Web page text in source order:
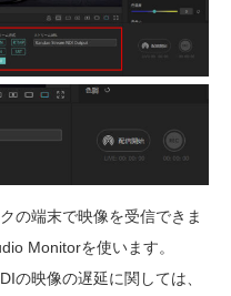
の端末で映像を受信できま
Monitorを使います。
の映像の遅延に関しては、